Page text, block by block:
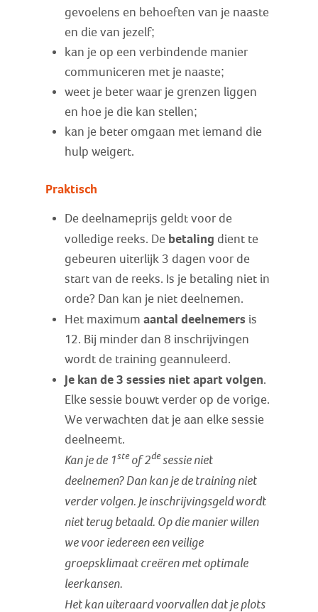
gevoelens en behoeften van je naaste
en die van jezelf;
kan je op een verbindende manier
communiceren met je naaste;
weet je beter waar je grenzen liggen
en hoe je die kan stellen;
kan je beter omgaan met iemand die
hulp weigert.
Praktisch
De deelnameprijs geldt voor de
volledige reeks. De betaling dient te
gebeuren uiterlijk 3 dagen voor de
start van de reeks. Is je betaling niet in
orde? Dan kan je niet deelnemen.
Het maximumaantal deelnemers is
12. Bij minder dan 8 inschrijvingen
wordt de training geannuleerd.
Je kan de 3 sessies niet apart volgen.
Elke sessie bouwt verder op de vorige.
We verwachten dat je aan elke sessie
deelneemt.
Kan je de 1steof 2desessie niet
deelnemen? Dan kan je de training niet
verder volgen. Je inschrijvingsgeld wordt
niet terug betaald. Op die manier willen
we voor iedereen een veilige
groepsklimaat creëren met optimale
leerkansen.
Het kan uiteraard voorvallen dat je plots